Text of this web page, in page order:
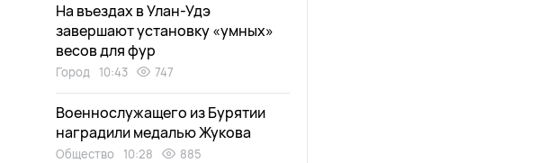
На въездах в Улан-Удэ
завершают установку «умных»
весов для фур
Город 10:43 747
Военнослужащего из Бурятии
наградили медалью Жукова
Общество 10:28 885